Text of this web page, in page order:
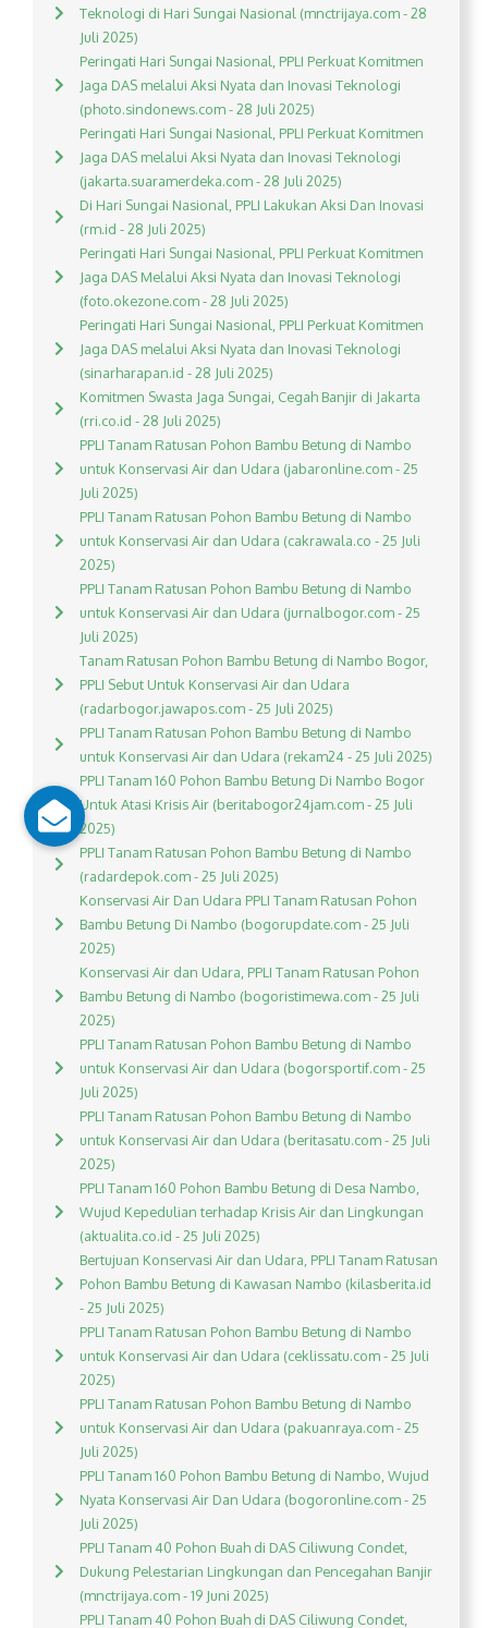
Teknologi di Hari Sungai Nasional (mnctrijaya.com - 28
Juli 2025)
Peringati Hari Sungai Nasional, PPLI Perkuat Komitmen
Jaga DAS melalui Aksi Nyata dan Inovasi Teknologi
(photo.sindonews.com - 28 Juli 2025)
Peringati Hari Sungai Nasional, PPLI Perkuat Komitmen
Jaga DAS melalui Aksi Nyata dan Inovasi Teknologi
(jakarta.suaramerdeka.com - 28 Juli 2025)
Di Hari Sungai Nasional, PPLI Lakukan Aksi Dan Inovasi
(rm.id - 28 Juli 2025)
Peringati Hari Sungai Nasional, PPLI Perkuat Komitmen
Jaga DAS Melalui Aksi Nyata dan Inovasi Teknologi
(foto.okezone.com - 28 Juli 2025)
Peringati Hari Sungai Nasional, PPLI Perkuat Komitmen
Jaga DAS melalui Aksi Nyata dan Inovasi Teknologi
(sinarharapan.id - 28 Juli 2025)
Komitmen Swasta Jaga Sungai, Cegah Banjir di Jakarta
(rri.co.id - 28 Juli 2025)
PPLI Tanam Ratusan Pohon Bambu Betung di Nambo
untuk Konservasi Air dan Udara (jabaronline.com - 25
Juli 2025)
PPLI Tanam Ratusan Pohon Bambu Betung di Nambo
untuk Konservasi Air dan Udara (cakrawala.co - 25 Juli
2025)
PPLI Tanam Ratusan Pohon Bambu Betung di Nambo
untuk Konservasi Air dan Udara (jurnalbogor.com - 25
Juli 2025)
Tanam Ratusan Pohon Bambu Betung di Nambo Bogor,
PPLI Sebut Untuk Konservasi Air dan Udara
(radarbogor.jawapos.com - 25 Juli 2025)
PPLI Tanam Ratusan Pohon Bambu Betung di Nambo
untuk Konservasi Air dan Udara (rekam24 - 25 Juli 2025)
PPLI Tanam 160 Pohon Bambu Betung Di Nambo Bogor
Untuk Atasi Krisis Air (beritabogor24jam.com - 25 Juli
2025)
PPLI Tanam Ratusan Pohon Bambu Betung di Nambo
(radardepok.com - 25 Juli 2025)
Konservasi Air Dan Udara PPLI Tanam Ratusan Pohon
Bambu Betung Di Nambo (bogorupdate.com - 25 Juli
2025)
Konservasi Air dan Udara, PPLI Tanam Ratusan Pohon
Bambu Betung di Nambo (bogoristimewa.com - 25 Juli
2025)
PPLI Tanam Ratusan Pohon Bambu Betung di Nambo
untuk Konservasi Air dan Udara (bogorsportif.com - 25
Juli 2025)
PPLI Tanam Ratusan Pohon Bambu Betung di Nambo
untuk Konservasi Air dan Udara (beritasatu.com - 25 Juli
2025)
PPLI Tanam 160 Pohon Bambu Betung di Desa Nambo,
Wujud Kepedulian terhadap Krisis Air dan Lingkungan
(aktualita.co.id - 25 Juli 2025)
Bertujuan Konservasi Air dan Udara, PPLI Tanam Ratusan
Pohon Bambu Betung di Kawasan Nambo (kilasberita.id
- 25 Juli 2025)
PPLI Tanam Ratusan Pohon Bambu Betung di Nambo
untuk Konservasi Air dan Udara (ceklissatu.com - 25 Juli
2025)
PPLI Tanam Ratusan Pohon Bambu Betung di Nambo
untuk Konservasi Air dan Udara (pakuanraya.com - 25
Juli 2025)
PPLI Tanam 160 Pohon Bambu Betung di Nambo, Wujud
Nyata Konservasi Air Dan Udara (bogoronline.com - 25
Juli 2025)
PPLI Tanam 40 Pohon Buah di DAS Ciliwung Condet,
Dukung Pelestarian Lingkungan dan Pencegahan Banjir
(mnctrijaya.com - 19 Juni 2025)
PPLI Tanam 40 Pohon Buah di DAS Ciliwung Condet,